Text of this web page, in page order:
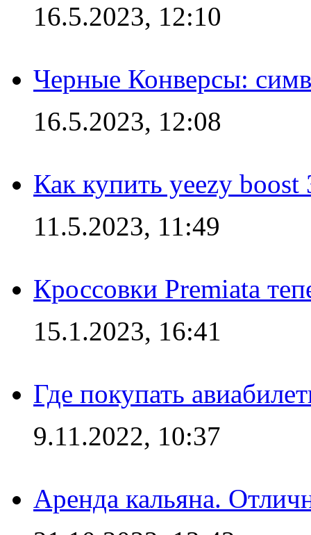
16.5.2023, 12:10
Черные Конверсы:
16.5.2023, 12:08
Как купить yeezy boost
11.5.2023, 11:49
Кроссовки Premiata
15.1.2023, 16:41
Где покупать
9.11.2022, 10:37
Аренда кальяна.